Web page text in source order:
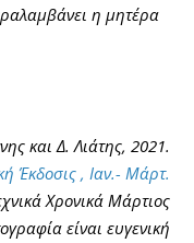
η μητέρα
και Δ. Λιάτης, 2021.
Έκδοσις , Ιαν.- Μάρτ.
Χρονικά Μάρτιος
είναι ευγενική